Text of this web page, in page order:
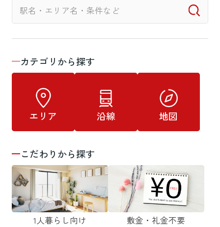
カテゴリから探す
エリア 沿線 地図
こだわりから探す
1人暮らし向け 敷金・礼金不要